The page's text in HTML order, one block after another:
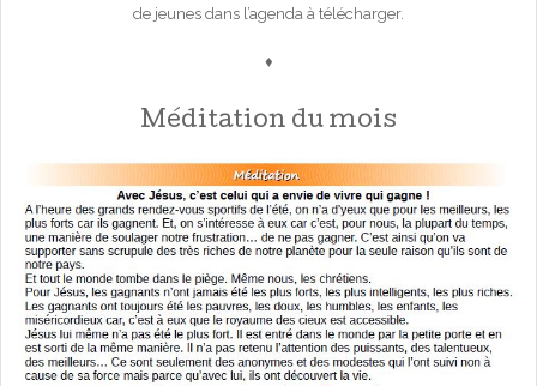
de jeunes dans l’agenda à télécharger.
♦
Méditation du mois